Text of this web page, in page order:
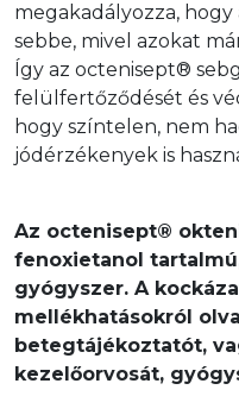
megakadályozza,
sebbe, mivel azokat
Így az octenisept®
felülfertőződését és
hogy színtelen, nem
jódérzékenyek is
Az octenisept®
fenoxietanol
gyógyszer. A
mellékhatásokról
betegtájékoztatót,
kezelőorvosát,